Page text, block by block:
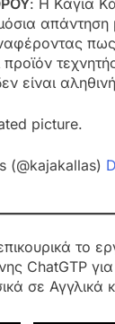
απάντηση
είναι
picture.
(@kajakallas)
το
ChatGTP
σε Αγγλικά